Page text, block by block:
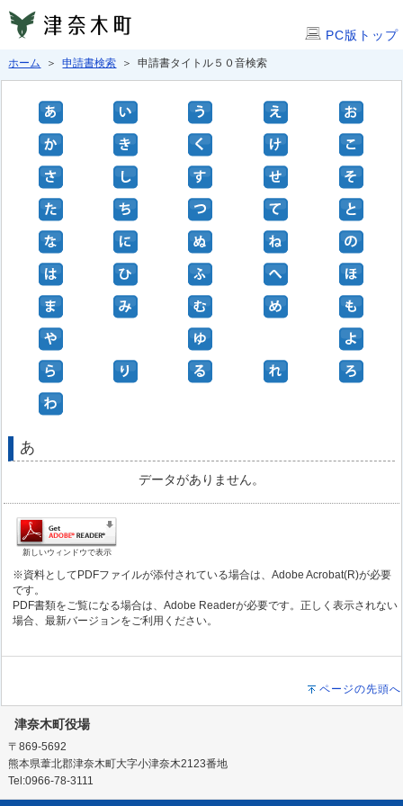
PC版トップ
ホーム ＞申請書検索 ＞ 申請書タイトル５０音検索
あ
データがありません。
新しいウィンドウで表示
※資料としてPDFファイルが添付されている場合は、Adobe Acrobat(R)が必要
です。
PDF書類をご覧になる場合は、Adobe Readerが必要です。正しく表示されない
場合、最新バージョンをご利用ください。
ページの先頭へ
津奈木町役場
〒869-5692
熊本県葦北郡津奈木町大字小津奈木2123番地
Tel:0966-78-3111